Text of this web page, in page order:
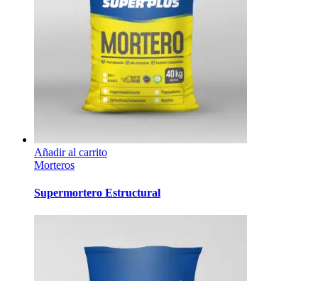
Añadir al carrito
Morteros
Supermortero Estructural